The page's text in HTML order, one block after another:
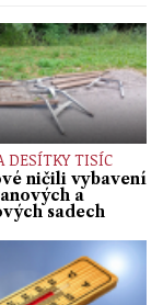
DESÍTKY TISÍC
ničili vybavení
a
sadech